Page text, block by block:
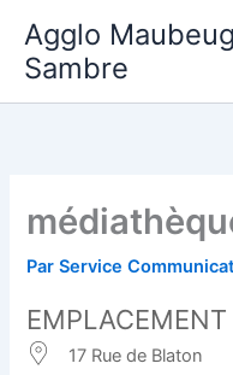
contenu
Agglo
Sambre
ParService
EMPLACEMENT
17 Rue de Blaton